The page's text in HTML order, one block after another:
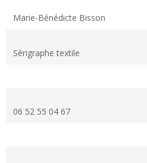
Marie-Bénédicte Bisson
Sérigraphe textile
06 52 55 04 67